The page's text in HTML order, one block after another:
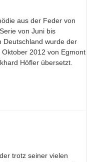
aus der Feder von
von Juni bis
Deutschland wurde der
2012 von Egmont
Höfler übersetzt.
trotz seiner vielen